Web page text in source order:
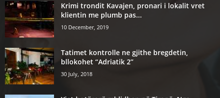
Krimi trondit Kavajen, pronari i lokalit vret
klientin me plumb pas...
10 December, 2019
Tatimet kontrolle ne gjithe bregdetin,
bllokohet “Adriatik 2”
30 July, 2018